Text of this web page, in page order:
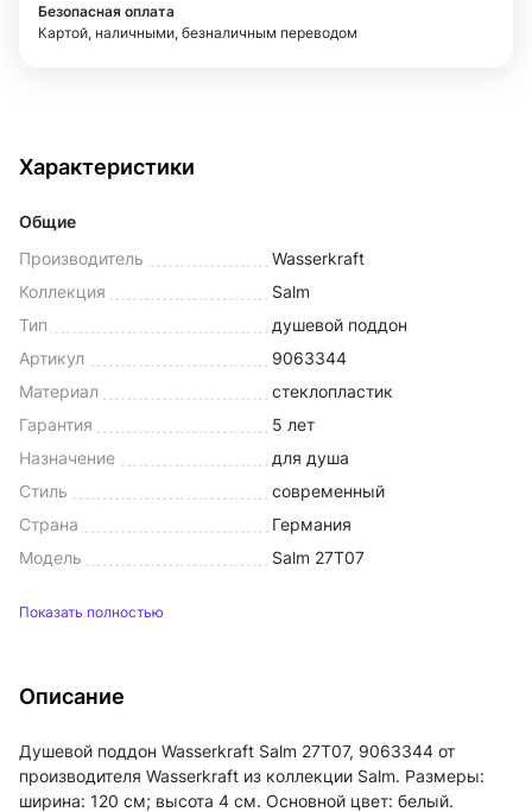
Безопасная оплата
Картой, наличными, безналичным переводом
Характеристики
Общие
Производитель
Wasserkraft
Коллекция
Salm
Тип
душевой поддон
Артикул
9063344
Материал
стеклопластик
Гарантия
5 лет
Назначение
для душа
Стиль
современный
Страна
Германия
Модель
Salm 27T07
Показать полностью
Описание
Душевой поддон Wasserkraft Salm 27T07, 9063344 от
производителя Wasserkraft из коллекции Salm. Размеры:
ширина: 120 см; высота 4 см. Основной цвет: белый.